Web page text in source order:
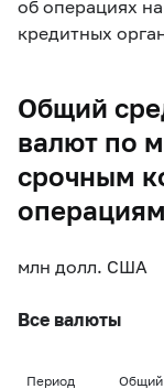
об операциях
кредитных
Общий
валют по
срочным
операциям
млн долл. США
Все валюты
Период
Общий